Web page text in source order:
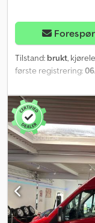
Tilstand: brukt,
første registrering:
seter:2, total lengde:
Utstyr:ABS,